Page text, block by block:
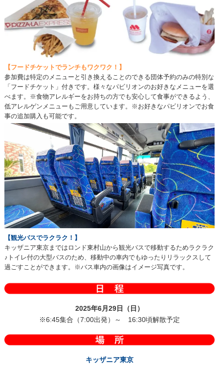
【フードチケットでランチもワクワク！】
参加費は特定のメニューと引き換えることのできる団体予約のみの特別な
「フードチケット」付きです。様々なパビリオンのお好きなメニューを選
べます。※食物アレルギーをお持ちの方でも安心して食事ができるよう、
低アレルゲンメニューもご用意しています。※お好きなパビリオンでお食
事の追加購入も可能です。
【観光バスでラクラク！】
キッザニア東京まではロンド東村山から観光バスで移動するためラクラク
♪トイレ付の大型バスのため、移動中の車内でもゆったりリラックスして
過ごすことができます。※バス車内の画像はイメージ写真です。
2025年6月29日（日）
※6:45集合（7:00出発）～ 16:30頃解散予定
キッザニア東京